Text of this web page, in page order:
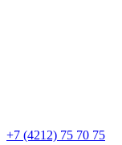
+7 (4212) 75 70 75